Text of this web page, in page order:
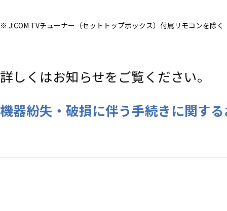
※ J:COM TVチューナー（セットトップボックス）付属リモコンを除く
詳しくはお知らせをご覧ください。
機器紛失・破損に伴う手続きに関す